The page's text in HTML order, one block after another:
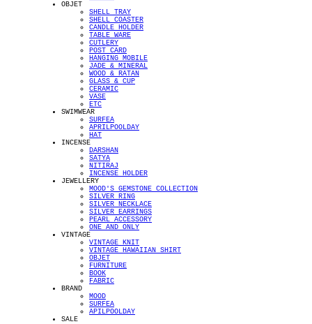
OBJET
SHELL TRAY
SHELL COASTER
CANDLE HOLDER
TABLE WARE
CUTLERY
POST CARD
HANGING MOBILE
JADE & MINERAL
WOOD & RATAN
GLASS & CUP
CERAMIC
VASE
ETC
SWIMWEAR
SURFEA
APRILPOOLDAY
HAT
INCENSE
DARSHAN
SATYA
NITIRAJ
INCENSE HOLDER
JEWELLERY
MOOD'S GEMSTONE COLLECTION
SILVER RING
SILVER NECKLACE
SILVER EARRINGS
PEARL ACCESSORY
ONE AND ONLY
VINTAGE
VINTAGE KNIT
VINTAGE HAWAIIAN SHIRT
OBJET
FURNITURE
BOOK
FABRIC
BRAND
MOOD
SURFEA
APILPOOLDAY
SALE